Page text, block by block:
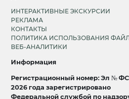
ИНТЕРАКТИВНЫЕ ЭКСКУРСИИ
РЕКЛАМА
КОНТАКТЫ
ПОЛИТИКА ИСПОЛЬЗОВАНИЯ
ВЕБ-АНАЛИТИКИ
Информация
Регистрационный номер: Эл №
2026 года зарегистрировано
Федеральной службой по